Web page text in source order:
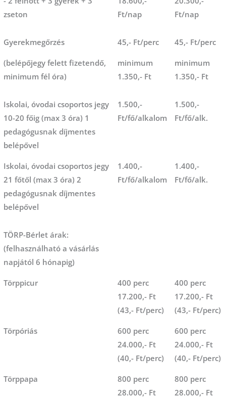
zseton
Ft/nap
Ft/nap
Gyerekmegőrzés 45,- Ft/perc 45,- Ft/perc
(belépőjegy felett fizetendő,
minimum fél óra)
minimum
1.350,- Ft
minimum
1.350,- Ft
Iskolai, óvodai csoportos jegy
10-20 főig (max 3 óra) 1
pedagógusnak díjmentes
belépővel
1.500,-
Ft/fő/alkalom
1.500,-
Ft/fő/alk.
Iskolai, óvodai csoportos jegy
21 főtől (max 3 óra) 2
pedagógusnak díjmentes
belépővel
1.400,-
Ft/fő/alkalom
1.400,-
Ft/fő/alk.
TÖRP-Bérlet árak:
(felhasználható a vásárlás
napjától 6 hónapig)
Törppicur
400 perc
17.200,- Ft
(43,- Ft/perc)
400 perc
17.200,- Ft
(43,- Ft/perc)
Törpóriás
600 perc
24.000,- Ft
(40,- Ft/perc)
600 perc
24.000,- Ft
(40,- Ft/perc)
Törppapa
800 perc
28.000,- Ft
800 perc
28.000,- Ft